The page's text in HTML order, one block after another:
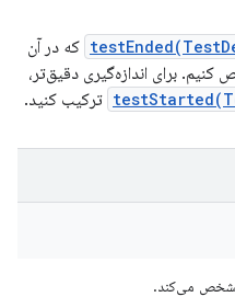
که در آن
برای اندازه‌گیری دقیق‌تر،
ترکیب کنید.
می‌کند.